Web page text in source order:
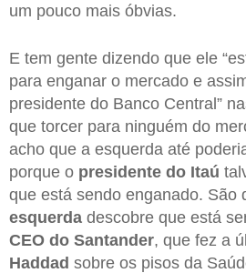
um pouco mais óbvias.
E tem gente dizendo que ele
para enganar o mercado e
presidente do Banco Central”
que torcer para ninguém do
acho que a esquerda até
porque o presidente do Itaú
que está sendo enganado. São
esquerda descobre que está
CEO do Santander, que fez a
Haddad sobre os pisos da